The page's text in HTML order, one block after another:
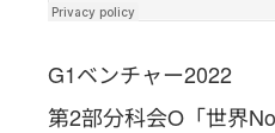
G1ベンチャー2022
第2部分科会O「世界